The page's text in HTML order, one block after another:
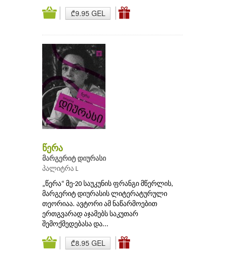
₾9.95 GEL
წერა
მარგერიტ დიურასი
პალიტრა L
„წერა“ მე-20 საუკუნის ფრანგი მწერლის,
მარგერიტ დიურასის ლიტერატურული
თეორიაა. ავტორი ამ ნაწარმოებით
ერთგვარად აჯამებს საკუთარ
შემოქმედებასა და...
₾8.95 GEL